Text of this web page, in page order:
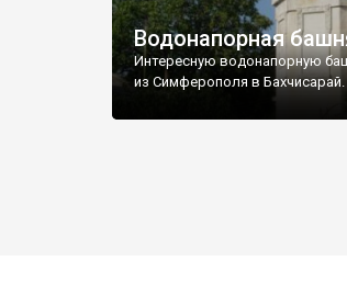
Водонапорная
Интересную водонапорную
из Симферополя в Бахчисарай.